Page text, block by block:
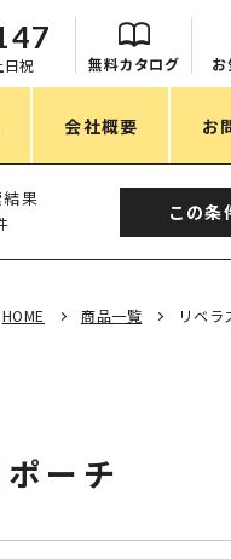
日祝 無料カタログ お
会社概要 お
目的・シーン
果
この条
HOME 商品一覧 リベラ
ーチ